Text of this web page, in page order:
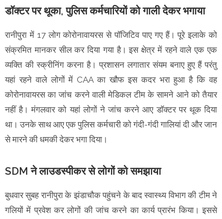
डॉक्टर पर थूका, पुलिस कर्मचारियों को गाली देकर भगाया
रानीपुरा में 17 लोग कोरोनावायरस से पॉजिटिव पाए गए हैं। पूरे इलाके को
संक्रमित मानकर सील कर दिया गया है। इस क्षेत्र में रहने वाले एक एक
व्यक्ति की स्क्रीनिंग करना है। प्रशासन लगातार संयम बनाए हुए हैं परंतु
यहां रहने वाले लोगों में CAA का खौफ इस कदर भरा हुआ है कि वह
कोरोनावायरस का जांच करने वाली मेडिकल टीम के सामने आने को तैयार
नहीं है। मंगलवार को यहां लोगों ने जांच करने आए डॉक्टर पर थूक दिया
था। उनके साथ आए एक पुलिस कर्मचारी को गंदी-गंदी गालियां दी और जान
से मारने की धमकी देकर भगा दिया।
SDM ने लाउडस्पीकर से लोगों को समझाया
बुधवार सुबह रानीपुरा के झंडाचौक पहुंचने के बाद स्वास्थ्य विभाग की टीम ने
गलियों में प्रवेश कर लोगों की जांच करने का कार्य प्रारंभ किया। इससे